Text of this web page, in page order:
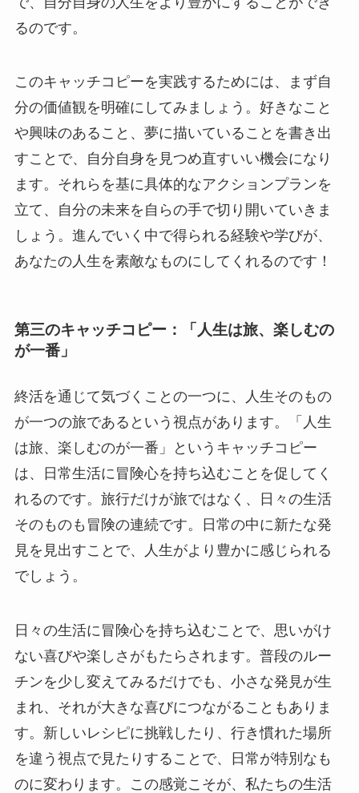
るのです。
このキャッチコピーを実践するためには、まず自
分の価値観を明確にしてみましょう。好きなこと
や興味のあること、夢に描いていることを書き出
すことで、自分自身を見つめ直すいい機会になり
ます。それらを基に具体的なアクションプランを
立て、自分の未来を自らの手で切り開いていきま
しょう。進んでいく中で得られる経験や学びが、
あなたの人生を素敵なものにしてくれるのです！
第三のキャッチコピー：「人生は旅、楽しむの
が一番」
終活を通じて気づくことの一つに、人生そのもの
が一つの旅であるという視点があります。「人生
は旅、楽しむのが一番」というキャッチコピー
は、日常生活に冒険心を持ち込むことを促してく
れるのです。旅行だけが旅ではなく、日々の生活
そのものも冒険の連続です。日常の中に新たな発
見を見出すことで、人生がより豊かに感じられる
でしょう。
日々の生活に冒険心を持ち込むことで、思いがけ
ない喜びや楽しさがもたらされます。普段のルー
チンを少し変えてみるだけでも、小さな発見が生
まれ、それが大きな喜びにつながることもありま
す。新しいレシピに挑戦したり、行き慣れた場所
を違う視点で見たりすることで、日常が特別なも
のに変わります。この感覚こそが、私たちの生活